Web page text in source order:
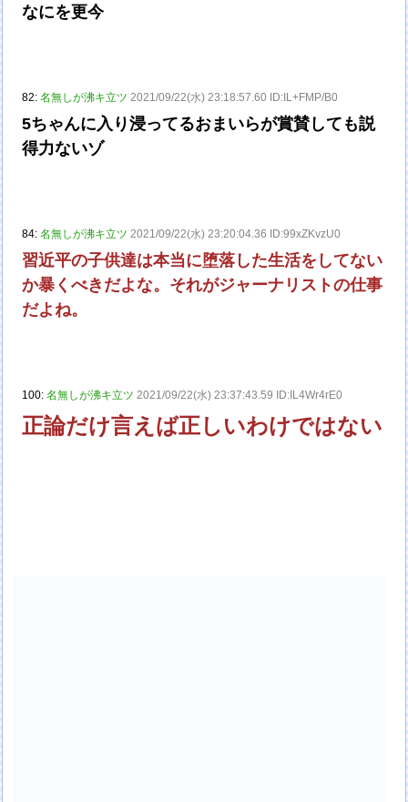
なにを更今
82:名無しが沸キ立ツ 2021/09/22(水) 23:18:57.60 ID:IL+FMP/B0
5ちゃんに入り浸ってるおまいらが賞賛しても説
得力ないゾ
84:名無しが沸キ立ツ 2021/09/22(水) 23:20:04.36 ID:99xZKvzU0
習近平の子供達は本当に堕落した生活をしてない
か暴くべきだよな。それがジャーナリストの仕事
だよね。
100:名無しが沸キ立ツ 2021/09/22(水) 23:37:43.59 ID:IL4Wr4rE0
正論だけ言えば正しいわけではない